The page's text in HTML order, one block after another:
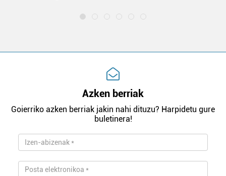
Azken berriak
Goierriko azken berriak jakin nahi dituzu? Harpidetu gure
buletinera!